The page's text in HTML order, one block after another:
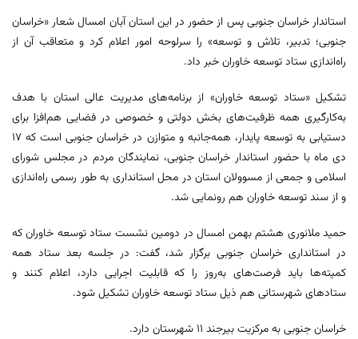
استاندار خراسان جنوبی پس از حضور در این استان آبان امسال شعار «خراسان
جنوبی؛ تدبیر، تلاش و توسعه» را سرلوحه امور اعلام کرد و متعاقب آن از
راه‌اندازی ستاد توسعه خاوران خبر داد.
تشکیل «ستاد توسعه خاوران» از برنامه‌های مدیریت عالی استان با هدف
به‌کارگیری همه ظرفیت‌های بخش دولتی و خصوصی در فضایی هم‌افزا برای
دستیابی به توسعه پایدار، همه‌جانبه و متوازن در خراسان جنوبی است که ۱۷
دی ماه با حضور استاندار خراسان جنوبی، نمایندگان مردم در مجلس شورای
اسلامی و جمعی از مسوولان استان در محل استانداری به طور رسمی راه‌اندازی
و از سند توسعه خاوران هم رونمایی شد.
حمید ملانوری هشتم بهمن امسال در دومین نشست ستاد توسعه خاوران که
در استانداری خراسان جنوبی برگزار شد، گفت: در جلسه بعد ستاد همه
کمیته‌ها باید فرصت‌های به‌روز را که قابلیت اجرایی دارد، اعلام کنند و
ستادهای شهرستانی هم ذیل ستاد توسعه خاوران تشکیل شود.
خراسان جنوبی به مرکزیت بیرجند ۱۱ شهرستان دارد.